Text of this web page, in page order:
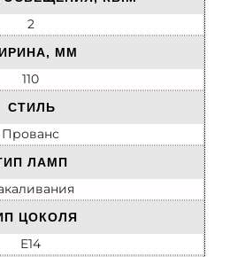
2
ММ
110
СТИЛЬ
Прованс
ЛАМП
ЦОКОЛЯ
E14